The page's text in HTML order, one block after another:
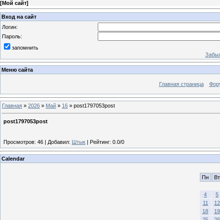
[Мой сайт]
Вход на сайт
Логин:
Пароль:
запомнить
Меню сайта
Главная страница
Главная » 2026 » Май » 16 » post1797053post
post1797053post
Просмотров: 46 | Добавил: Штык | Рейтинг: 0.0/0
Calendar
Пн Вт
4
5
11
12
18
19